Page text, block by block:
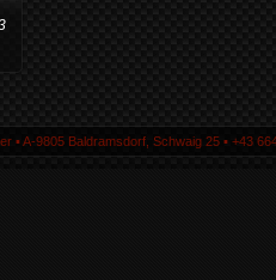
▪ A-9805 Baldramsdorf, Schwaig 25 ▪ +43